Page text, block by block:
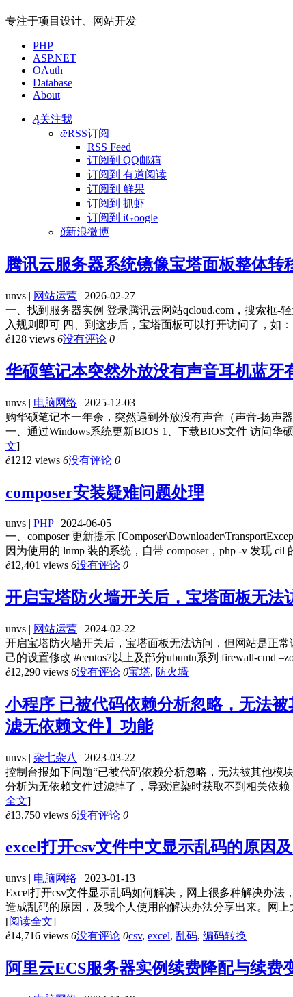
专注于项目设计、网站开发
PHP
ASP.NET
OAuth
Database
About
Ą关注我
ǣRSS订阅
RSS Feed
订阅到 QQ邮箱
订阅到 有道阅读
订阅到 鲜果
订阅到 抓虾
订阅到 iGoogle
ǔ新浪微博
腾讯云服务器系统镜像宝塔面板整体转
unvs | 网站运营 | 2026-02-27
一、找到服务器实例 登录腾讯云网站qcloud.com，搜索框-
入规则即可 四、到这步后，宝塔面板可以打开访问了，如
ė128 views 6没有评论 0
华硕笔记本突然外放没有声音耳机蓝牙
unvs | 电脑网络 | 2025-12-03
购华硕笔记本一年余，突然遇到外放没有声音（声音-扬声
一、通过Windows系统更新BIOS 1、下载BIOS文件 访问
文]
ė1212 views 6没有评论 0
composer安装疑难问题处理
unvs | PHP| 2024-06-05
一、composer 更新提示
因为使用的 lnmp 装的系统，自带 composer，php -v 发现 cil
ė12,401 views 6没有评论 0
开启宝塔防火墙开关后，宝塔面板无法
unvs | 网站运营 | 2024-02-22
开启宝塔防火墙开关后，宝塔面板无法访问，但网站是正
己的设置修改 #centos7以上及部分ubuntu系列 firewall-cmd
ė12,290 views 6没有评论 0宝塔, 防火墙
小程序 已被代码依赖分析忽略，无法
滤无依赖文件】功能
unvs | 杂七杂八 | 2023-03-22
控制台报如下问题“已被代码依赖分析忽略，无法被其他模
分析为无依赖文件过滤掉了，导致渲染时获取不到相关依
全文]
ė13,750 views 6没有评论 0
excel打开csv文件中文显示乱码的原因
unvs | 电脑网络 | 2023-01-13
Excel打开csv文件显示乱码如何解决，网上很多种解决办
造成乱码的原因，及我个人使用的解决办法分享出来。网
[阅读全文]
ė14,716 views 6没有评论 0csv, excel, 乱码, 编码转换
阿里云ECS服务器实例续费降配与续费